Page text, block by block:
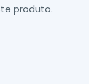
produto.